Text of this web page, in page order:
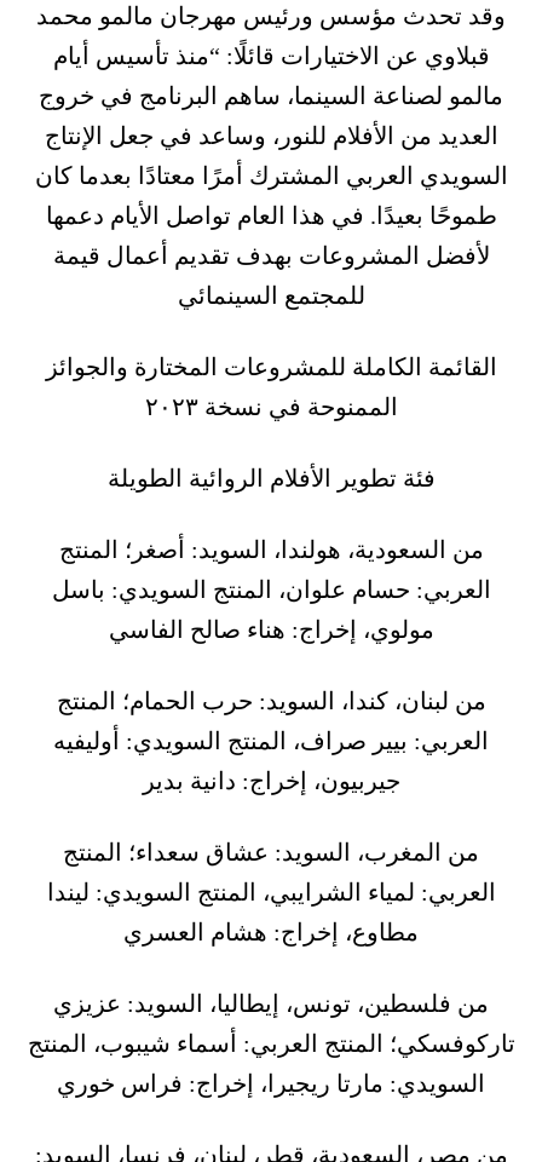
وقد تحدث مؤسس ورئيس مهرجان مالمو محمد
قبلاوي عن الاختيارات قائلًا: “منذ تأسيس أيام
مالمو لصناعة السينما، ساهم البرنامج في خروج
العديد من الأفلام للنور، وساعد في جعل الإنتاج
السويدي العربي المشترك أمرًا معتادًا بعدما كان
طموحًا بعيدًا. في هذا العام تواصل الأيام دعمها
لأفضل المشروعات بهدف تقديم أعمال قيمة
للمجتمع السينمائي
القائمة الكاملة للمشروعات المختارة والجوائز
الممنوحة في نسخة ٢٠٢٣
فئة تطوير الأفلام الروائية الطويلة
من السعودية، هولندا، السويد: أصغر؛ المنتج
العربي: حسام علوان، المنتج السويدي: باسل
مولوي، إخراج: هناء صالح الفاسي
من لبنان، كندا، السويد: حرب الحمام؛ المنتج
العربي: بيير صراف، المنتج السويدي: أوليفيه
جيربيون، إخراج: دانية بدير
من المغرب، السويد: عشاق سعداء؛ المنتج
العربي: لمياء الشرايبي، المنتج السويدي: ليندا
مطاوع، إخراج: هشام العسري
من فلسطين، تونس، إيطاليا، السويد: عزيزي
تاركوفسكي؛ المنتج العربي: أسماء شيبوب، المنتج
السويدي: مارتا ريجيرا، إخراج: فراس خوري
من مصر، السعودية، قطر، لبنان، فرنسا، السويد: